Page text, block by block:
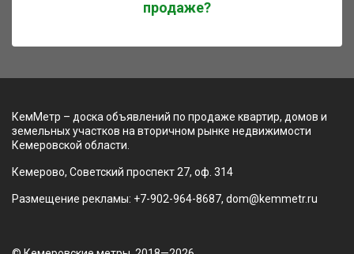
продаже?
КемМетр – доска объявлений по продаже квартир, домов и
земельных участков на вторичном рынке недвижимости
Кемеровской области.
Кемерово, Советский проспект 27, оф. 314
Размещение рекламы: +7-902-964-8687, dom@kemmetr.ru